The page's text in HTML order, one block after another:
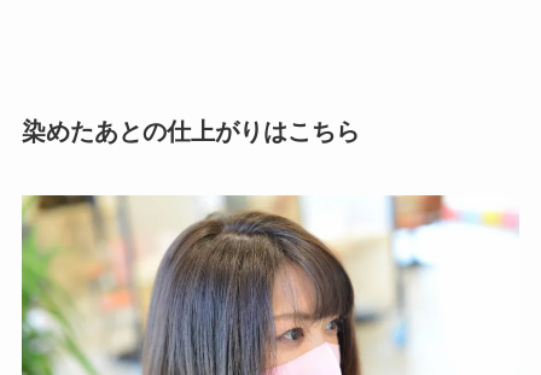
染めたあとの仕上がりはこちら